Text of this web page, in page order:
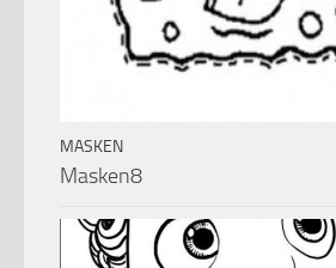
MASKEN
Masken8